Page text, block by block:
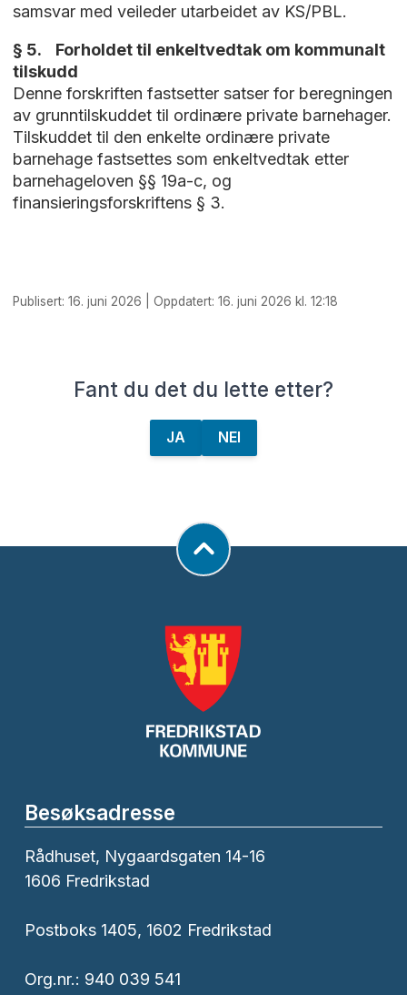
samsvar med veileder utarbeidet av KS/PBL.
§ 5. Forholdet til enkeltvedtak om kommunalt
tilskudd
Denne forskriften fastsetter satser for beregningen
av grunntilskuddet til ordinære private barnehager.
Tilskuddet til den enkelte ordinære private
barnehage fastsettes som enkeltvedtak etter
barnehageloven §§ 19a-c, og
finansieringsforskriftens § 3.
Publisert: 16. juni 2026 | Oppdatert: 16. juni 2026 kl. 12:18
Fant du det du lette etter?
JA NEI
Besøksadresse
Rådhuset, Nygaardsgaten 14-16
1606 Fredrikstad
Postboks 1405, 1602 Fredrikstad
Org.nr.: 940 039 541